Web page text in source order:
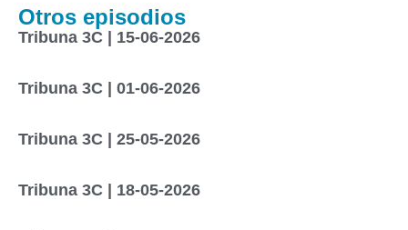
Otros episodios
Tribuna 3C | 15-06-2026
Tribuna 3C | 01-06-2026
Tribuna 3C | 25-05-2026
Tribuna 3C | 18-05-2026